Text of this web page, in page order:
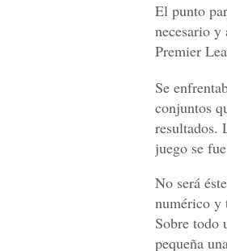
El punto
necesario y
Premier
Se
conjuntos
resultados.
juego se
No será
numérico y
Sobre todo
pequeña